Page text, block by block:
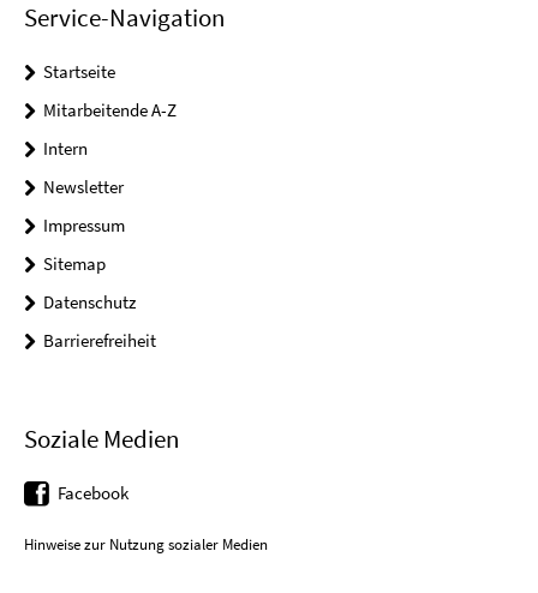
Service-Navigation
Startseite
Mitarbeitende A-Z
Intern
Newsletter
Impressum
Sitemap
Datenschutz
Barrierefreiheit
Soziale Medien
Facebook
Hinweise zur Nutzung sozialer Medien